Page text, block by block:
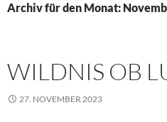
Archiv für den Monat:
WILDNIS OB
27. NOVEMBER 2023